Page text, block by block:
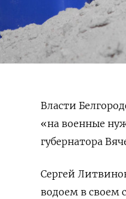
Власти
«на военные
губернатора
Сергей
водоем в своем